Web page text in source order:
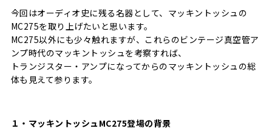
今回はオーディオ史に残る名器として、マッキントッシュの
MC275を取り上げたいと思います。
MC275以外にも少々触れますが、これらのビンテージ真空管ア
ンプ時代のマッキントッシュを考察すれば、
トランジスター・アンプになってからのマッキントッシュの総
体も見えて参ります。
１・マッキントッシュMC275登場の背景